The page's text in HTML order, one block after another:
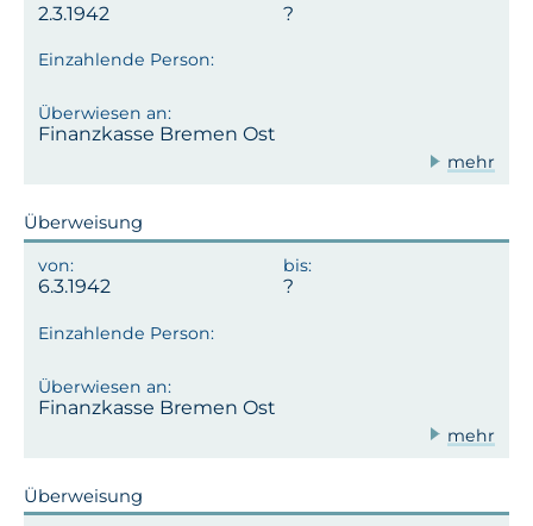
2.3.1942
Finanzkasse Bremen Ost
mehr
Überweisung
6.3.1942
Finanzkasse Bremen Ost
mehr
Überweisung